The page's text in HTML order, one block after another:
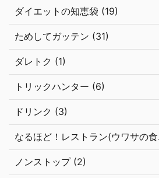
ダイエットの知恵袋 (19)
ためしてガッテン (31)
ダレトク (1)
トリックハンター (6)
ドリンク (3)
なるほど！レストラン(ウワサの
ノンストップ (2)